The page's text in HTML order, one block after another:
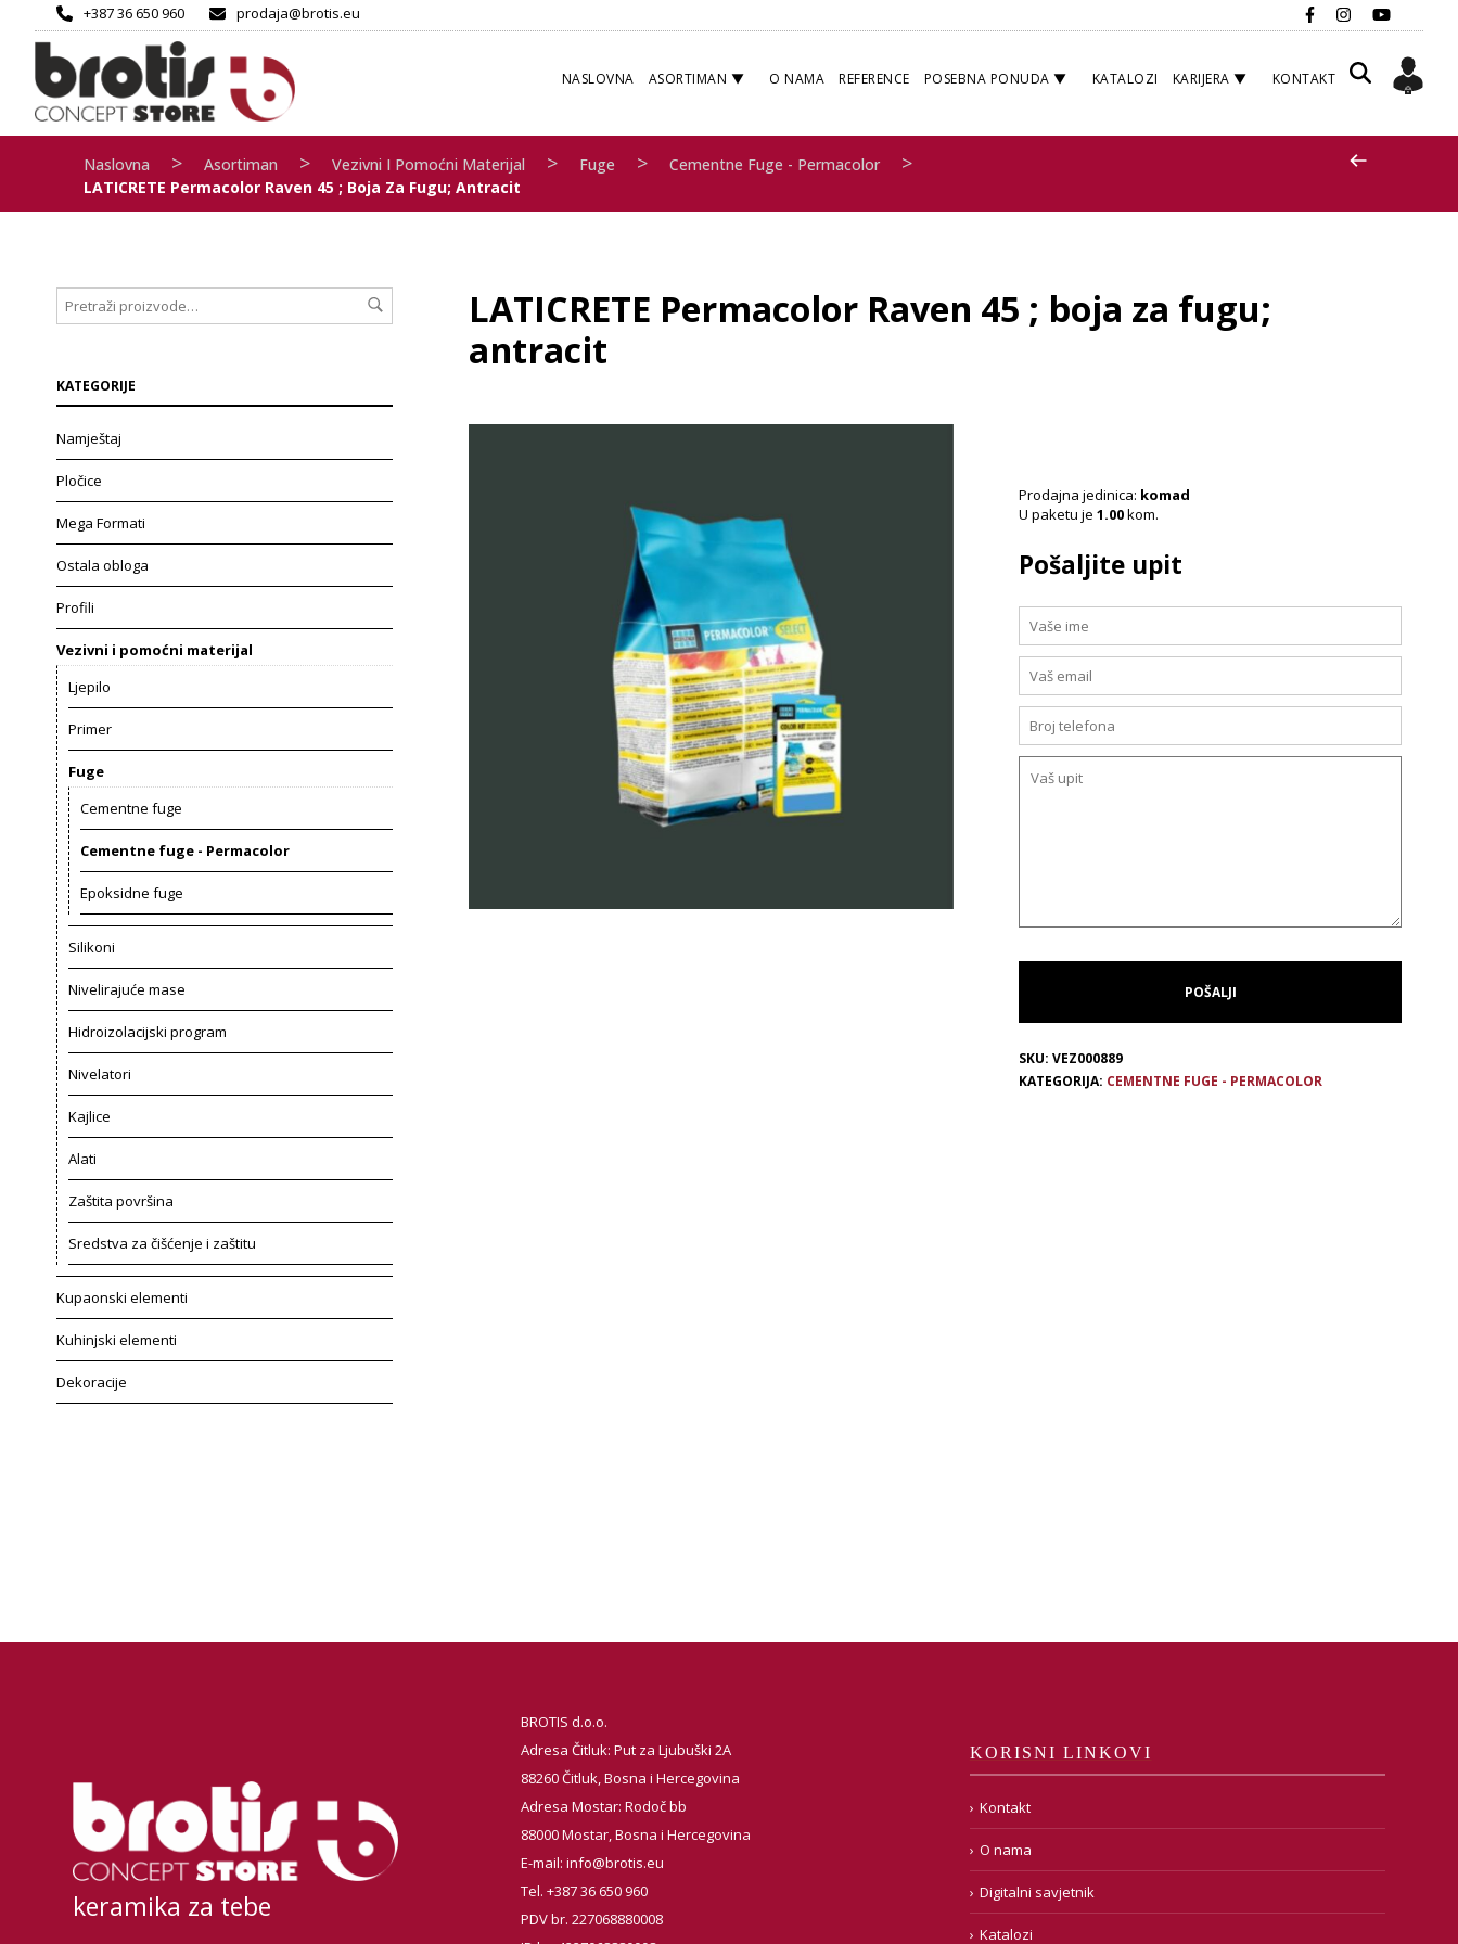
+387 36 650 960 prodaja@brotis.eu
NASLOVNA ASORTIMAN O NAMA REFERENCE POSEBNA PONUDA KATALOZI KARIJERA KONTAKT
Naslovna > Asortiman > Vezivni I Pomoćni Materijal > Fuge > Cementne Fuge - Permacolor >
LATICRETE Permacolor Raven 45 ; Boja Za Fugu; Antracit
LATICRETE Permacolor Raven 45 ; boja za fugu;
antracit
Prodajna jedinica: komad
U paketu je1.00kom.
Pošaljite upit
SKU:VEZ000889
KATEGORIJA: CEMENTNE FUGE - PERMACOLOR
KATEGORIJE
Namještaj
Pločice
Mega Formati
Ostala obloga
Profili
Vezivni i pomoćni materijal
Ljepilo
Primer
Fuge
Cementne fuge
Cementne fuge - Permacolor
Epoksidne fuge
Silikoni
Nivelirajuće mase
Hidroizolacijski program
Nivelatori
Kajlice
Alati
Zaštita površina
Sredstva za čišćenje i zaštitu
Kupaonski elementi
Kuhinjski elementi
Dekoracije
keramika za tebe
BROTIS d.o.o.
Adresa Čitluk: Put za Ljubuški 2A
88260 Čitluk, Bosna i Hercegovina
Adresa Mostar: Rodoč bb
88000 Mostar, Bosna i Hercegovina
E-mail:info@brotis.eu
Tel. +387 36 650 960
PDV br. 227068880008
KORISNI LINKOVI
Kontakt
O nama
Digitalni savjetnik
Katalozi